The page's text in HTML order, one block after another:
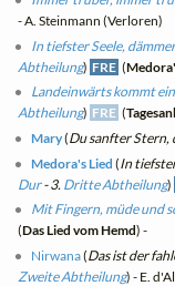
- A. Steinmann (Verloren)
In tiefster Seele,
Abtheilung) FRE (
Landeinwärts kommt
Abtheilung) FRE (
Mary(Du sanfter Stern,
Medora's Lied (In
Dur- 3. Dritte Abtheilung)
Mit Fingern, müde und
(Das Lied vom Hemd) -
Nirwana(Das ist der
Zweite Abtheilung) - E.